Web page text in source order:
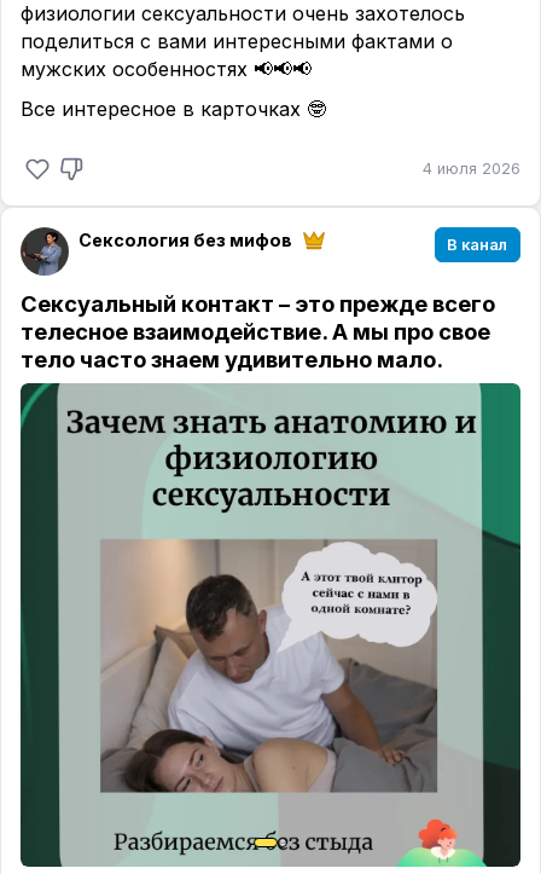
физиологии сексуальности очень захотелось
поделиться с вами интересными фактами о
мужских особенностях 📢📢📢
Все интересное в карточках 🤓
4 июля 2026
Сексология без мифов В канал
Сексуальный контакт – это прежде всего
телесное взаимодействие. А мы про свое
тело часто знаем удивительно мало.